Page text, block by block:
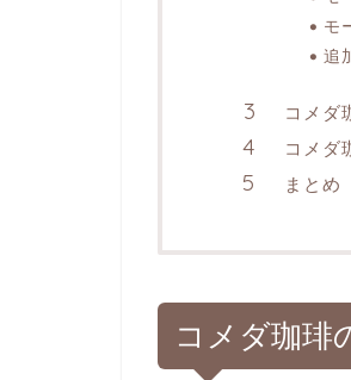
モ
追
コメダ
コメダ
まとめ
コメダ珈琲